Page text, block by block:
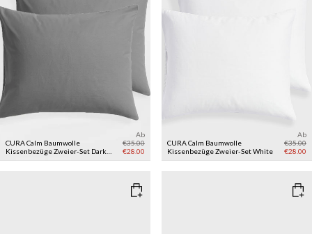
CURA Calm Baumwolle
Kissenbezüge Zweier-Set Dark
Grey
Ab
€35.00
€28.00
CURA Calm Baumwolle
Kissenbezüge Zweier-SetWhite
Ab
€35.00
€28.00